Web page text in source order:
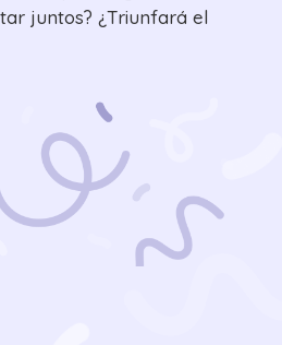
juntos? ¿Triunfará el